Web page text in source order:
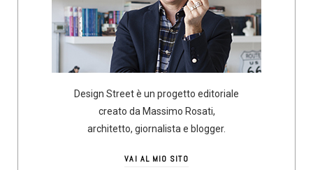
Design Street è un progetto editoriale
creato da Massimo Rosati,
architetto, giornalista e blogger.
VAI AL MIO SITO